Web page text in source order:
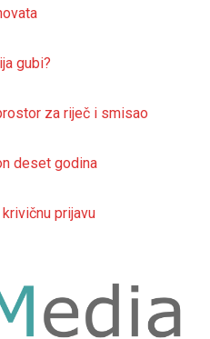
gubi?
za riječ i smisao
deset godina
prijavu